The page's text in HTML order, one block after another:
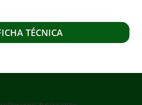
TÉCNICA